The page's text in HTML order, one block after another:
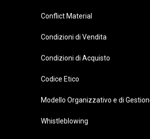
Conflict Material
Condizioni di Vendita
Condizioni di Acquisto
Codice Etico
Modello Organizzativo e di
Whistleblowing